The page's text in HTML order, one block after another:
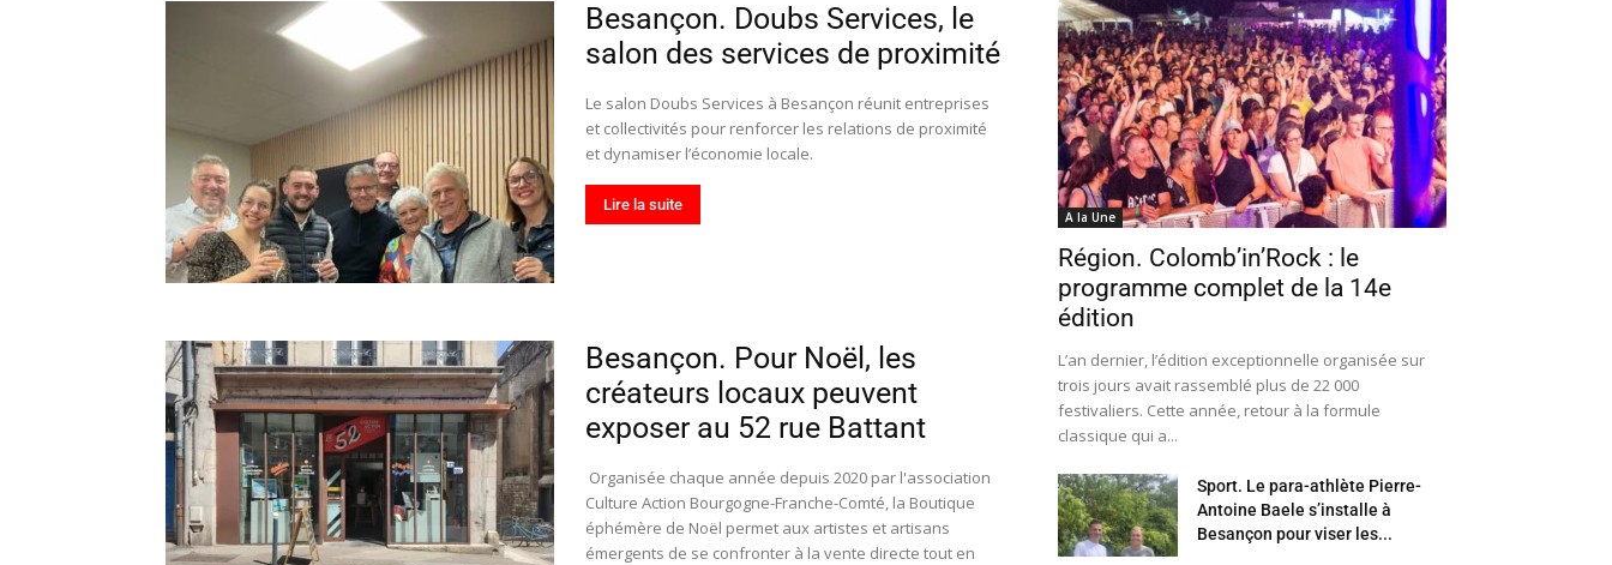
Besançon. Doubs Services, le
salon des services de proximité
Le salon Doubs Services à Besançon réunit entreprises
et collectivités pour renforcer les relations de proximité
et dynamiser l’économie locale.
Lire la suite
Besançon. Pour Noël, les
créateurs locaux peuvent
exposer au 52 rue Battant
Organisée chaque année depuis 2020 par l'association
Culture Action Bourgogne-Franche-Comté, la Boutique
éphémère de Noël permet aux artistes et artisans
émergents de se confronter à la vente directe tout en
A la Une
Région. Colomb’in’Rock : le
programme complet de la 14e
édition
L’an dernier, l’édition exceptionnelle organisée sur
trois jours avait rassemblé plus de 22 000
festivaliers. Cette année, retour à la formule
classique qui a...
Sport. Le para-athlète Pierre-
Antoine Baele s’installe à
Besançon pour viser les...